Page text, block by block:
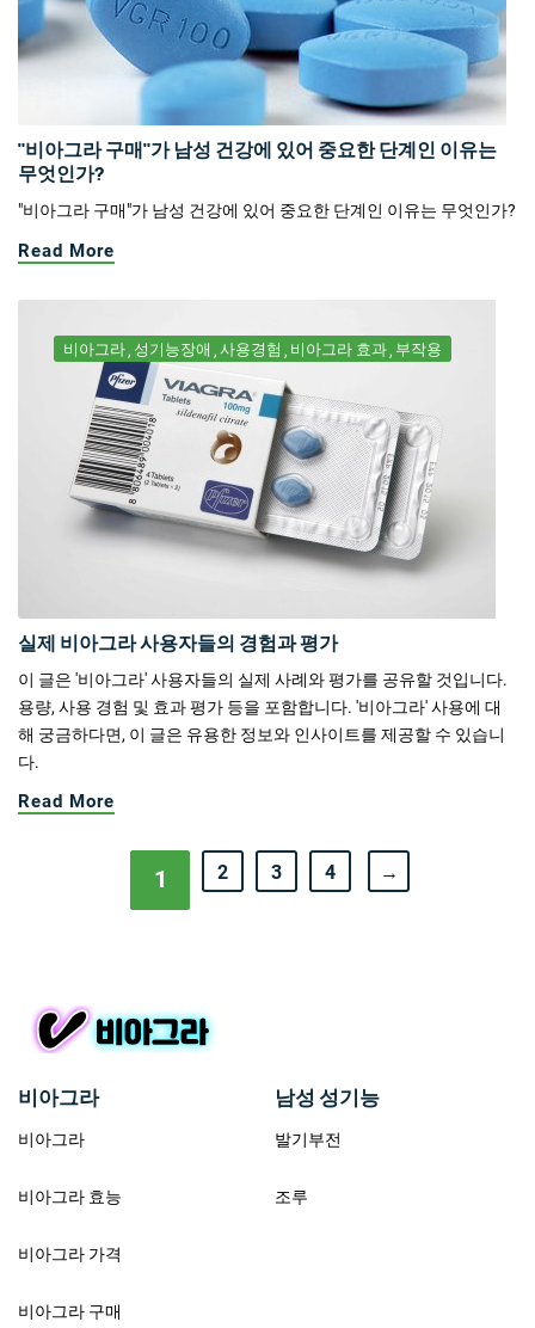
"비아그라 구매"가 남성 건강에 있어 중요한 단계인 이유는
무엇인가?
"비아그라 구매"가 남성 건강에 있어 중요한 단계인 이유는 무엇인가?
Read More
비아그라 성기능장애 사용경험 비아그라 효과 부작용
실제 비아그라 사용자들의 경험과 평가
이 글은 '비아그라' 사용자들의 실제 사례와 평가를 공유할 것입니다.
용량, 사용 경험 및 효과 평가 등을 포함합니다. '비아그라' 사용에 대
해 궁금하다면, 이 글은 유용한 정보와 인사이트를 제공할 수 있습니
다.
Read More
1 2 3 4 →
비아그라
비아그라
비아그라 효능
비아그라 가격
비아그라 구매
남성 성기능
발기부전
조루